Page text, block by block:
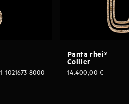
1021673-8000
Panta rhei®
Collier
14.400,00 €